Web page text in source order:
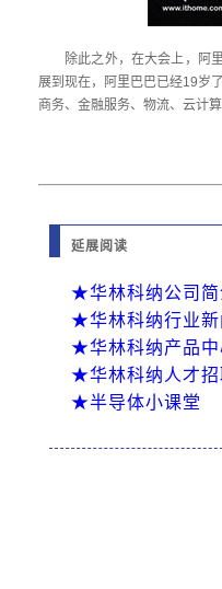
除此之外，在大会上，阿
展到现在，阿里巴巴已经19岁
商务、金融服务、物流、云计
延展阅读
★华林科纳公司
★华林科纳行业
★华林科纳产品
★华林科纳人才
★半导体小课堂